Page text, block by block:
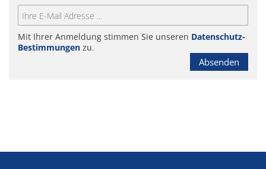
Mit Ihrer Anmeldung stimmen Sie unseren Datenschutz-
Bestimmungen zu.
Absenden